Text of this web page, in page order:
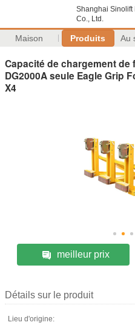
Shanghai Sinolift
Co., Ltd.
Maison Produits Au
Capacité de chargement
DG2000A seule Eagle Grip
X4
meilleur prix
Détails sur le produit
Lieu d'origine: